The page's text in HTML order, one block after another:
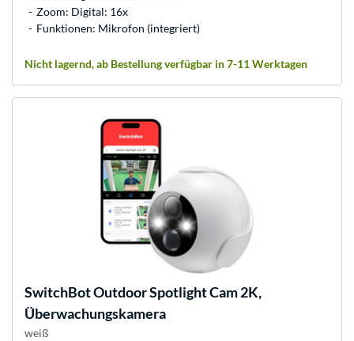
Zoom: Digital: 16x
Funktionen: Mikrofon (integriert)
Nicht lagernd, ab Bestellung verfügbar in 7-11 Werktagen
SwitchBotOutdoor Spotlight Cam 2K,
Überwachungskamera
weiß